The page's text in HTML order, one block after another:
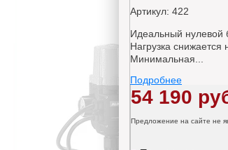
Артикул: 422
Идеальный нулевой
Нагрузка снижается
Минимальная...
Подробнее
54 190
Предложение на сайте не